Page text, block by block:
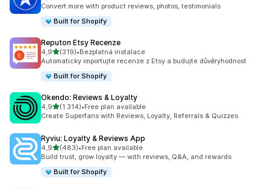
Convert more with product reviews, photos, testimonials
Built for Shopify
Reputon Etsy Recenze
4,9z 5 hvězd
(319)
Celkový počet recenzí: 319
•Bezplatná instalace
Automaticky importujte recenze z Etsy a budujte důvěryhodnost
Built for Shopify
Okendo: Reviews & Loyalty
4,9z 5 hvězd
(1 314)
Celkový počet recenzí: 1314
•Free plan available
Create Superfans with Reviews, Loyalty, Referrals & Quizzes
Ryviu: Loyalty & Reviews App
4,9z 5 hvězd
(483)
Celkový počet recenzí: 483
•Free plan available
Build trust, grow loyalty — with reviews, Q&A, and rewards
Built for Shopify